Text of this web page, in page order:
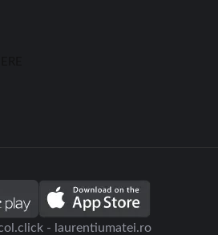
- laurentiumatei.ro